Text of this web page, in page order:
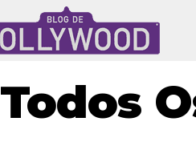
Todos